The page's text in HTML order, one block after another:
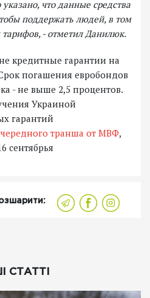
что данные средства
поддержать людей, в том
тарифов, - отметил Данилюк.
кредитные гарантии на
погашения евробондов
- не выше 2,5 процентов.
Украиной
гарантий
транша от МВФ,
сентябрья
СТАТТІ